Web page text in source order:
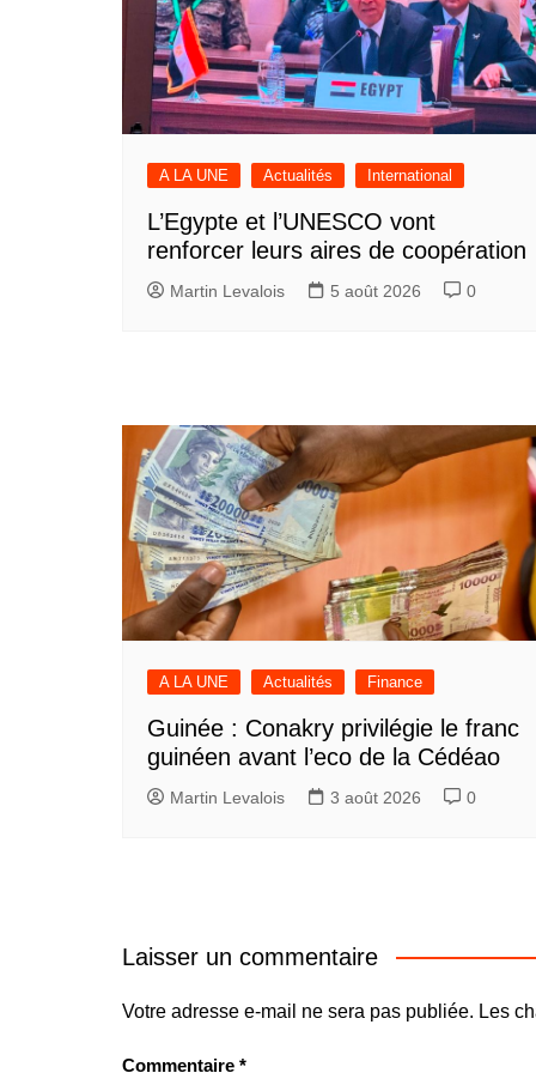
A LA UNE Actualités International
L’Egypte et l’UNESCO vont
renforcer leurs aires de coopération
Martin Levalois 5 août 2026 0
A LA UNE Actualités Finance
Guinée : Conakry privilégie le franc
guinéen avant l’eco de la Cédéao
Martin Levalois 3 août 2026 0
Laisser un commentaire
Votre adresse e-mail ne sera pas publiée. Les
Commentaire *